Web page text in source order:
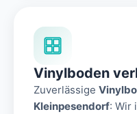
Vinylboden
Zuverlässige
Kleinpesendorf: Wir